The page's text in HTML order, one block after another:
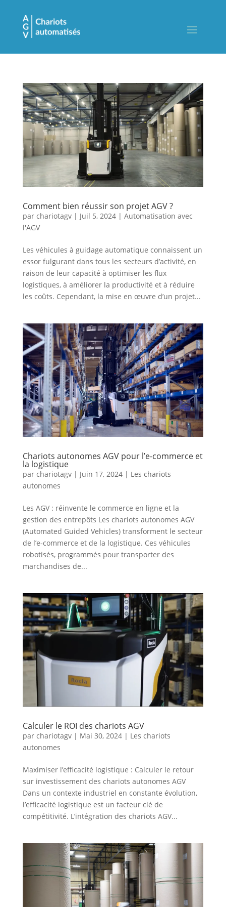
Comment bien réussir son projet AGV ?
par chariotagv| Juil 5, 2024| Automatisation avec
l'AGV
Les véhicules à guidage automatique connaissent un
essor fulgurant dans tous les secteurs d’activité, en
raison de leur capacité à optimiser les flux
logistiques, à améliorer la productivité et à réduire
les coûts. Cependant, la mise en œuvre d’un projet...
Chariots autonomes AGV pour l’e-commerce et
la logistique
par chariotagv| Juin 17, 2024| Les chariots
autonomes
Les AGV : réinvente le commerce en ligne et la
gestion des entrepôts Les chariots autonomes AGV
(Automated Guided Vehicles) transforment le secteur
de l’e-commerce et de la logistique. Ces véhicules
robotisés, programmés pour transporter des
marchandises de...
Calculer le ROI des chariots AGV
par chariotagv| Mai 30, 2024| Les chariots
autonomes
Maximiser l’efficacité logistique : Calculer le retour
sur investissement des chariots autonomes AGV
Dans un contexte industriel en constante évolution,
l’efficacité logistique est un facteur clé de
compétitivité. L’intégration des chariots AGV...